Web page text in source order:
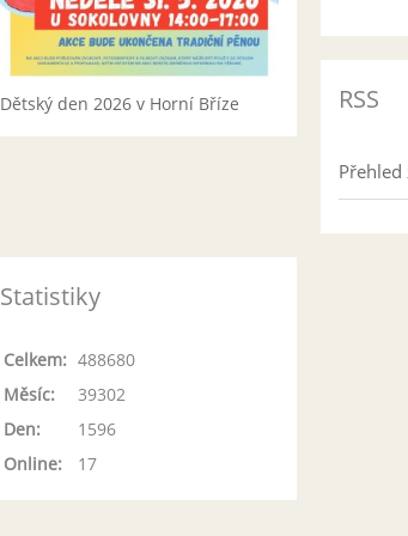
Dětský den 2026 v Horní Bříze RSS
Statistiky
Online: 17
Celkem: 488680
Měsíc:
39302
Den:
1596